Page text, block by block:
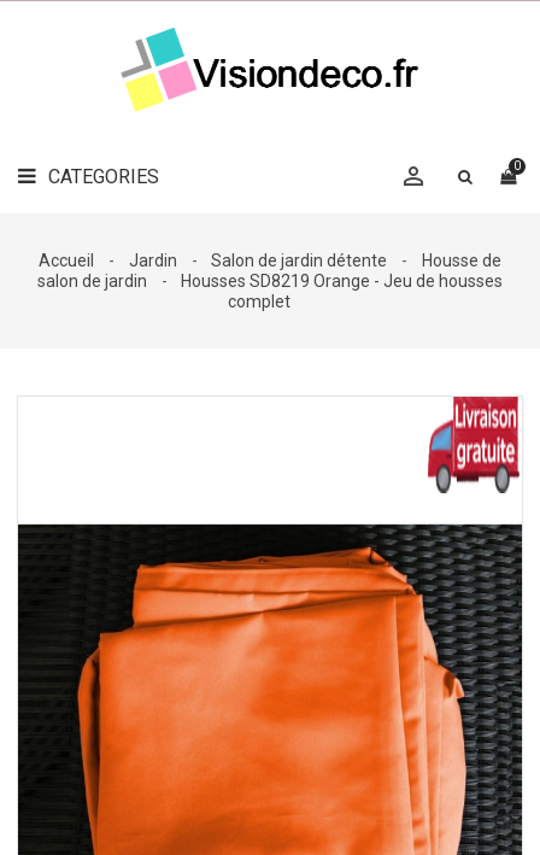
CATEGORIES 0

LE
MAG
DÉCO

DÉCO
OUTDOOR
Accueil Jardin Salon de jardin détente
Housse de
salon de jardin
Housses SD8219 Orange - Jeu de housses
complet